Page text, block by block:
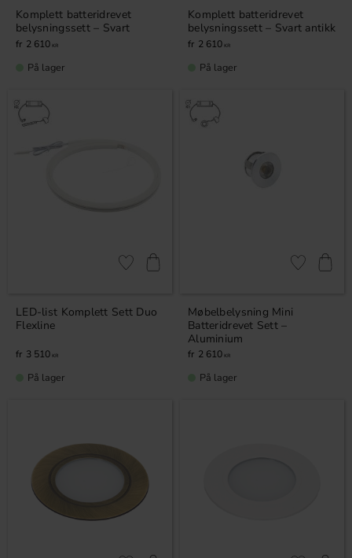
Komplett batteridrevet
belysningssett – Svart
2 610 KR
På lager
Komplett batteridrevet
belysningssett – Svart antikk
2 610 KR
På lager
LED-list Komplett Sett Duo
Flexline
3 510 KR
Lagre som favoritt
På lager
Møbelbelysning Mini
Batteridrevet Sett –
Aluminium
2 610 KR
Lagre som
På lager